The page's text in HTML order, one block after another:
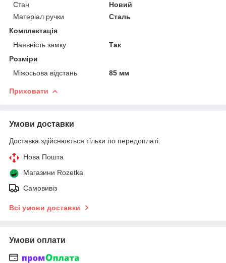
Стан
Новий
Матеріал ручки
Сталь
Комплектація
Наявність замку
Так
Розміри
Міжосьова відстань
85 мм
Приховати
Умови доставки
Доставка здійснюється тільки по передоплаті.
Нова Пошта
Магазини Rozetka
Самовивіз
Всі умови доставки
Умови оплати